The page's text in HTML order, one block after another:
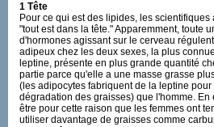
1 Tête
Pour ce qui est des lipides, les scientifiques
"tout est dans la tête." Apparemment, toute
d'hormones agissant sur le cerveau
adipeux chez les deux sexes, la plus
leptine, présente en plus grande quantité
partie parce qu'elle a une masse grasse
(les adipocytes fabriquent de la leptine
dégradation des graisses) que l'homme. En
être pour cette raison que les femmes ont
utiliser davantage de graisses comme